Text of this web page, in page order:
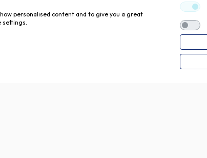
personalised content and to give you a great
settings.